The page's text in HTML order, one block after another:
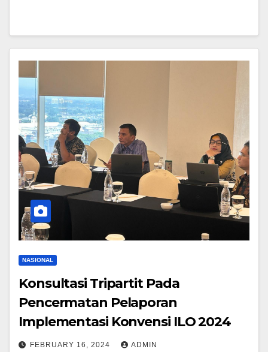
NASIONAL
Konsultasi Tripartit Pada
Pencermatan Pelaporan
Implementasi Konvensi ILO 2024
FEBRUARY 16, 2024 ADMIN